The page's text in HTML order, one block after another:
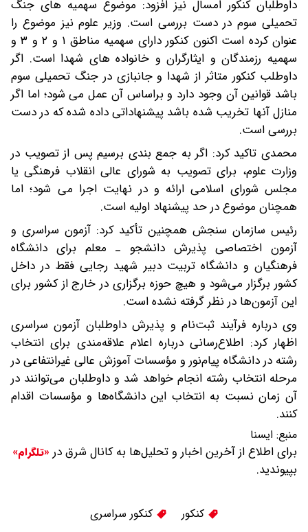
داوطلبان کنکور امسال نیز افزود: موضوع سهمیه های جنگ
تحمیلی سوم در دست بررسی است. وزیر علوم نیز موضوع را
عنوان کرده است اکنون کنکور دارای سهمیه مناطق ۱ و ۲ و ۳ و
سهمیه رزمندگان و ایثارگران و خانواده های شهدا است. اگر
داوطلب کنکور متاثر از شهدا و جانبازی در جنگ تحمیلی سوم
باشد قوانین آن وجود دارد و براساس آن عمل می شود؛ اما اگر
منازل آنها تخریب شده باشد پیشنهاداتی داده شده که در دست
بررسی است.
محمدی تاکید کرد: اگر به جمع بندی برسیم پس از تصویب در
وزارت علوم، برای تصویب به شورای عالی انقلاب فرهنگی یا
مجلس شورای اسلامی ارائه و در نهایت اجرا می شود؛ اما
همچنان موضوع در حد پیشنهاد اولیه است.
رئیس سازمان سنجش همچنین تأکید کرد: آزمون سراسری و
آزمون اختصاصی پذیرش دانشجو ـ معلم برای دانشگاه
فرهنگیان و دانشگاه تربیت دبیر شهید رجایی فقط در داخل
کشور برگزار می‌شود و هیچ حوزه برگزاری در خارج از کشور برای
این آزمون‌ها در نظر گرفته نشده است.
وی درباره فرآیند ثبت‌نام و پذیرش داوطلبان آزمون سراسری
اظهار کرد: اطلاع‌رسانی درباره اعلام علاقه‌مندی برای انتخاب
رشته در دانشگاه پیام‌نور و مؤسسات آموزش عالی غیرانتفاعی در
مرحله انتخاب رشته انجام خواهد شد و داوطلبان می‌توانند در
آن زمان نسبت به انتخاب این دانشگاه‌ها و مؤسسات اقدام
کنند.
منبع: ايسنا
برای اطلاع از آخرین اخبار و تحلیل‌ها به کانال شرق در «تلگرام»
بپیوندید.
کنکور کنکور سراسری